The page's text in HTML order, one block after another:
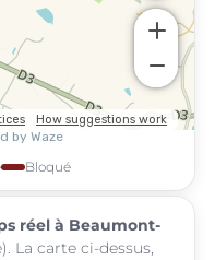
Bloqué
réel à Beaumont-
La carte ci-dessus,